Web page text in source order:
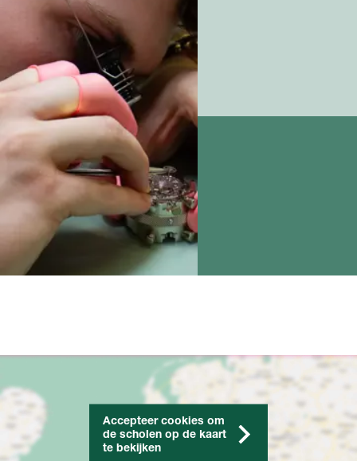
Accepteer cookies om
de scholen op de kaart
te bekijken